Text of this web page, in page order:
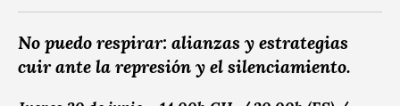
No puedo respirar: alianzas y estrategias
cuir ante la represión y el silenciamiento.